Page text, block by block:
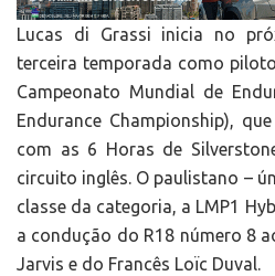
Lucas di Grassi inicia no
terceira temporada como
Campeonato Mundial de
Endurance Championship),
com as 6 Horas de
circuito inglês. O paulistano –
classe da categoria, a LMP1
a condução do R18 número 8
Jarvis e do Francês Loïc Duval.